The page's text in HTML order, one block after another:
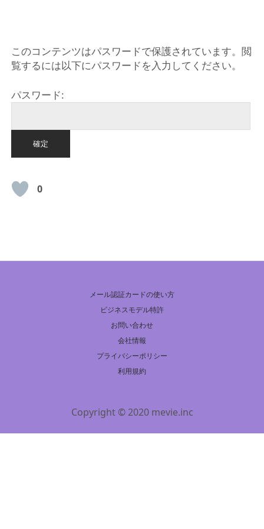
このコンテンツはパスワードで保護されています。閲
覧するには以下にパスワードを入力してください。
パスワード:
0
メール認証カードの使い方
ビジネスモデル特許
お問い合わせ
会社情報
プライバシーポリシー
利用規約
Copyright © 2020 mevie.inc